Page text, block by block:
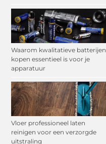
Waarom kwalitatieve batterijen
kopen essentieel is voor je
apparatuur
Vloer professioneel laten
reinigen voor een verzorgde
uitstraling